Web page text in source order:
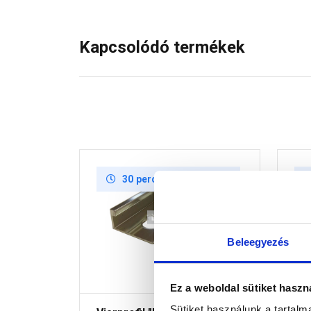
Beleegyezés
Ez a weboldal sütiket
Kapcsolódó termékek
30 perc múlva átvehető